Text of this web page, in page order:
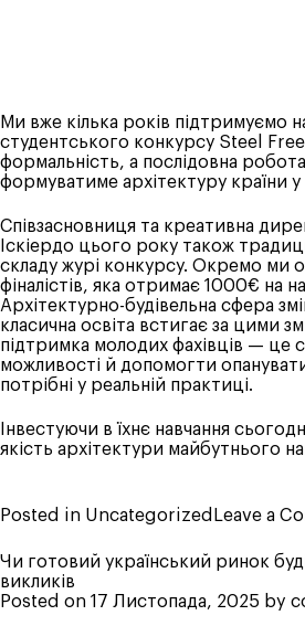
Ми вже кілька років підтримуємо
студентського конкурсу Steel
формальність, а послідовна
формуватиме архітектуру країни у
Співзасновниця та креативна
Іскіердо цього року також
складу журі конкурсу. Окремо ми
фіналістів, яка отримає 1000€ на
Архітектурно-будівельна сфера
класична освіта встигає за цими
підтримка молодих фахівців — це
можливості й допомогти
потрібні у реальній практиці.
Інвестуючи в їхнє навчання
якість архітектури майбутнього
Posted in Uncategorized Leave a
Чи готовий український ринок
викликів
Posted on 17 Листопада, 2025 by